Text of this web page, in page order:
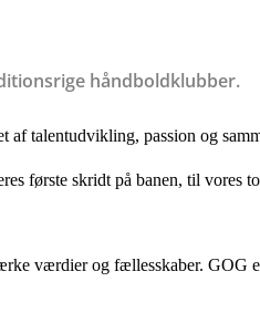
håndboldklubber.
talentudvikling, passion og
første skridt på banen, til
værdier og fællesskaber. GOG